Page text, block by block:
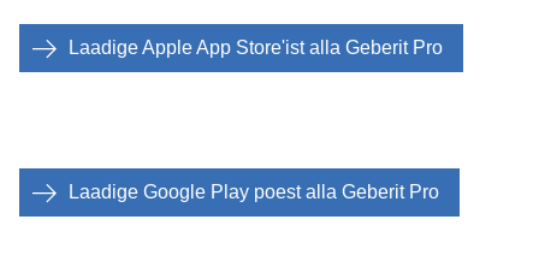
Laadige Apple App Store'ist alla Geberit Pro
Laadige Google Play poest alla Geberit Pro